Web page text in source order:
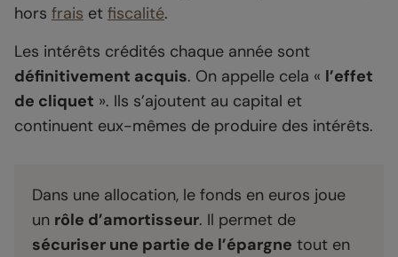
hors frais et fiscalité.
Les intérêts crédités chaque année sont
définitivement acquis. On appelle cela « l’effet
de cliquet ». Ils s’ajoutent au capital et
continuent eux-mêmes de produire des intérêts.
Dans une allocation, le fonds en euros joue
un rôle d’amortisseur. Il permet de
sécuriser une partie de l’épargne tout en